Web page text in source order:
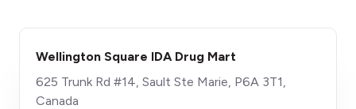
Wellington Square IDA Drug Mart
625 Trunk Rd #14, Sault Ste Marie, P6A 3T1,
Canada